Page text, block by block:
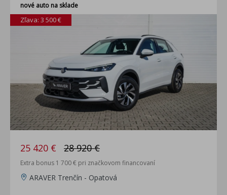
nové auto na sklade
Zľava: 3 500 €
25 420 € 28 920 €
Extra bonus 1 700 € pri značkovom financovaní
ARAVER Trenčín - Opatová